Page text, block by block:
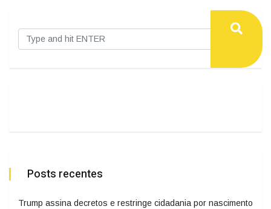
Posts recentes
Trump assina decretos e restringe cidadania por nascimento